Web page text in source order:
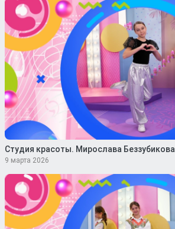
Студия красоты. Мирослава Беззубикова
9 марта 2026